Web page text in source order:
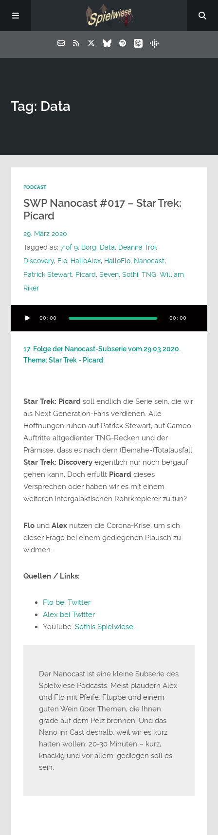
Tag: Data
PODCAST
SWP Nanocast #017 – Star Trek:
Picard
29. März 2020
Tagged as:7 of 9, Borg, Data, Deanna Troi,
Discovery, Flo, HalloAlex, HalloFlo, Nanocast,
Patrick Stewart, Picard,Seven,Sothi,TNG,William
Riker
Player
00:00 00:00
17. Folge der Nanocast-Subserie vom 29.03.2020.
Thema: Star Trek - Picard
Star Trek: Picard soll endlich die Serie sein, die wir
als Next Generation-Fans verdienen. Alle
Hoffnungen ruhen auf Patrick Stewart, auf Cameo-
Auftritte altgedienter TNG-Recken und der
Prämisse, dass es nach dem (Beinahe-)Totalausfall
Star Trek: Discovery eigentlich nur noch bergauf
gehen kann. Doch erfüllt Picard dieses
Versprechen oder haben wir es mit einem
weiteren intergalaktischen Rohrkrepierer zu tun?
Flo undAlex nutzen die Corona-Krise, um sich
dieser Frage bei einem gediegenen Plausch zu
widmen.
Quellen / Links:
Flo bei Twitter
Alex bei Twitter
YouTube:Sothis Spielwiese
Der Nanocast ist eine kleine Subserie des
Spielwiese Podcasts. Meist plaudern Alex
und Flo mit Pfeife, Fluppe und einem
guten Wein über Themen, die Ihnen
grade auf dem Pelz brennen. Und das
Nano im Cast deshalb, weil wir es kurz
halten wollen: 20-30 Minuten – kurz,
knackig und vor allem: gediegen soll es
sein.